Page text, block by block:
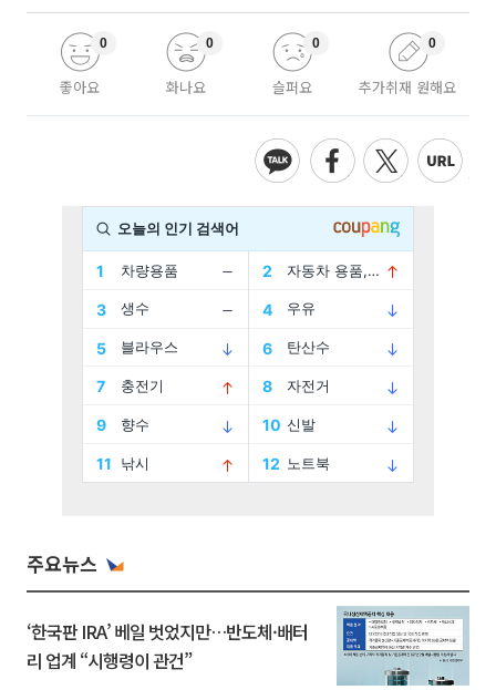
좋아요
0
화나요
0
슬퍼요
0
추가취재 원해요
0
주요뉴스
‘한국판 IRA’ 베일 벗었지만…반도체·배터
리 업계 “시행령이 관건”